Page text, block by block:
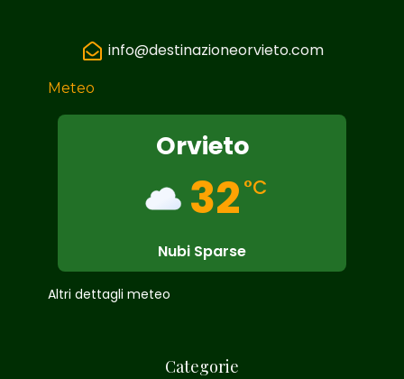
info@destinazioneorvieto.com
Meteo
Orvieto
32 °C
Nubi Sparse
Altri dettagli meteo
Categorie